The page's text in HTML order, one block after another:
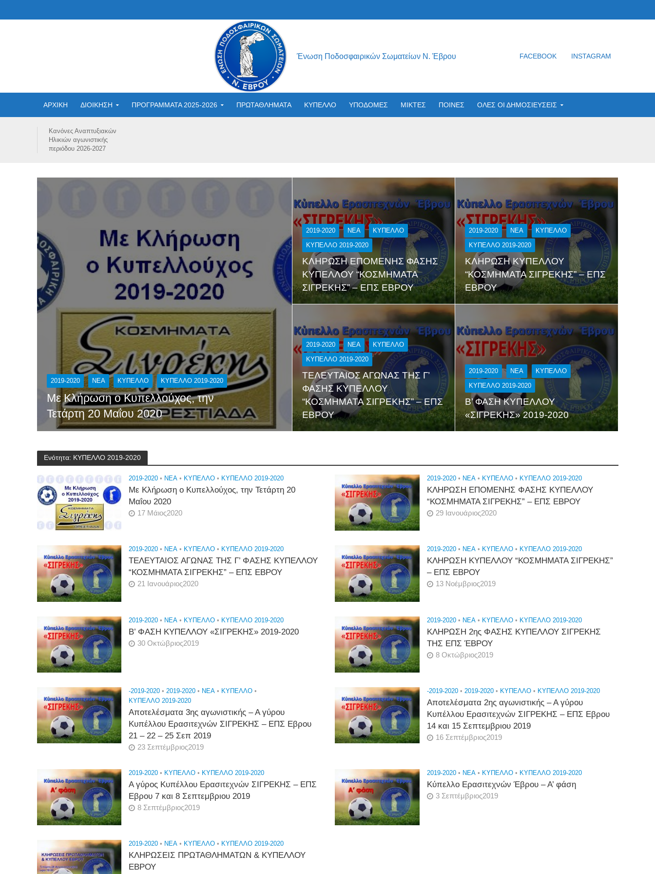
Ένωση Ποδοσφαιρικών Σωματείων Ν. Έβρου FACEBOOK INSTAGRAM
ΑΡΧΙΚΗ ΔΙΟΙΚΗΣΗ ΠΡΟΓΡΑΜΜΑΤΑ 2025-2026 ΠΡΩΤΑΘΛΗΜΑΤΑ ΚΥΠΕΛΛΟ ΥΠΟΔΟΜΕΣ ΜΙΚΤΕΣ ΠΟΙΝΕΣ ΟΛΕΣ ΟΙ ΔΗΜΟΣΙΕΥΣΕΙΣ
Κανόνες Αναπτυξιακών
Ηλικιών αγωνιστικής
περιόδου 2026-2027
2019-2020 NEA ΚΎΠΕΛΛΟ ΚΥΠΕΛΛΟ 2019-2020
Με Κλήρωση ο Κυπελλούχος, την
Τετάρτη 20 Μαΐου 2020
2019-2020 NEA
ΚΎΠΕΛΛΟ
ΚΥΠΕΛΛΟ 2019-2020
ΚΛΗΡΩΣΗ ΕΠΟΜΕΝΗΣ ΦΑΣΗΣ
ΚΥΠΕΛΛΟΥ “ΚΟΣΜΗΜΑΤΑ
ΣΙΓΡΕΚΗΣ” – ΕΠΣ ΕΒΡΟΥ
2019-2020 NEA
ΚΎΠΕΛΛΟ
ΚΥΠΕΛΛΟ 2019-2020
ΤΕΛΕΥΤΑΙΟΣ ΑΓΩΝΑΣ ΤΗΣ Γ’
ΦΑΣΗΣ ΚΥΠΕΛΛΟΥ
“ΚΟΣΜΗΜΑΤΑ ΣΙΓΡΕΚΗΣ” – ΕΠΣ
ΕΒΡΟΥ
2019-2020 NEA
ΚΎΠΕΛΛΟ
ΚΥΠΕΛΛΟ 2019-2020
ΚΛΗΡΩΣΗ ΚΥΠΕΛΛΟΥ
“ΚΟΣΜΗΜΑΤΑ ΣΙΓΡΕΚΗΣ” – ΕΠΣ
ΕΒΡΟΥ
2019-2020 NEA
ΚΎΠΕΛΛΟ
ΚΥΠΕΛΛΟ 2019-2020
Β’ ΦΑΣΗ ΚΥΠΕΛΛΟΥ
«ΣΙΓΡΕΚΗΣ» 2019-2020
Ενότητα: ΚΥΠΕΛΛΟ 2019-2020
2019-2020 • NEA • ΚΎΠΕΛΛΟ • ΚΥΠΕΛΛΟ 2019-2020
Με Κλήρωση ο Κυπελλούχος, την Τετάρτη 20
Μαΐου 2020
17 Μάιος2020
2019-2020 • NEA • ΚΎΠΕΛΛΟ • ΚΥΠΕΛΛΟ 2019-2020
ΚΛΗΡΩΣΗ ΕΠΟΜΕΝΗΣ ΦΑΣΗΣ ΚΥΠΕΛΛΟΥ
“ΚΟΣΜΗΜΑΤΑ ΣΙΓΡΕΚΗΣ” – ΕΠΣ ΕΒΡΟΥ
29 Ιανουάριος2020
2019-2020 • NEA • ΚΎΠΕΛΛΟ • ΚΥΠΕΛΛΟ 2019-2020
ΤΕΛΕΥΤΑΙΟΣ ΑΓΩΝΑΣ ΤΗΣ Γ’ ΦΑΣΗΣ ΚΥΠΕΛΛΟΥ
“ΚΟΣΜΗΜΑΤΑ ΣΙΓΡΕΚΗΣ” – ΕΠΣ ΕΒΡΟΥ
21 Ιανουάριος2020
2019-2020 • NEA • ΚΎΠΕΛΛΟ • ΚΥΠΕΛΛΟ 2019-2020
ΚΛΗΡΩΣΗ ΚΥΠΕΛΛΟΥ “ΚΟΣΜΗΜΑΤΑ ΣΙΓΡΕΚΗΣ”
– ΕΠΣ ΕΒΡΟΥ
13 Νοέμβριος2019
2019-2020 • NEA • ΚΎΠΕΛΛΟ • ΚΥΠΕΛΛΟ 2019-2020
Β’ ΦΑΣΗ ΚΥΠΕΛΛΟΥ «ΣΙΓΡΕΚΗΣ» 2019-2020
30 Οκτώβριος2019
2019-2020 • NEA • ΚΎΠΕΛΛΟ • ΚΥΠΕΛΛΟ 2019-2020
ΚΛΗΡΩΣΗ 2ης ΦΑΣΗΣ ΚΥΠΕΛΛΟΥ ΣΙΓΡΕΚΗΣ
ΤΗΣ ΕΠΣ ΈΒΡΟΥ
8 Οκτώβριος2019
-2019-2020 • 2019-2020 • NEA • ΚΎΠΕΛΛΟ •
ΚΥΠΕΛΛΟ 2019-2020
Αποτελέσματα 3ης αγωνιστικής – Α γύρου
Κυπέλλου Ερασιτεχνών ΣΙΓΡΕΚΗΣ – ΕΠΣ Εβρου
21 – 22 – 25 Σεπ 2019
23 Σεπτέμβριος2019
-2019-2020 • 2019-2020 • ΚΎΠΕΛΛΟ • ΚΥΠΕΛΛΟ 2019-2020
Αποτελέσματα 2ης αγωνιστικής – Α γύρου
Κυπέλλου Ερασιτεχνών ΣΙΓΡΕΚΗΣ – ΕΠΣ Εβρου
14 και 15 Σεπτεμβριου 2019
16 Σεπτέμβριος2019
2019-2020 • ΚΎΠΕΛΛΟ • ΚΥΠΕΛΛΟ 2019-2020
Α γύρος Κυπέλλου Ερασιτεχνών ΣΙΓΡΕΚΗΣ – ΕΠΣ
Εβρου 7 και 8 Σεπτεμβριου 2019
8 Σεπτέμβριος2019
2019-2020 • NEA • ΚΎΠΕΛΛΟ • ΚΥΠΕΛΛΟ 2019-2020
Κύπελλο Ερασιτεχνών Έβρου – Α’ φάση
3 Σεπτέμβριος2019
2019-2020 • NEA • ΚΎΠΕΛΛΟ • ΚΥΠΕΛΛΟ 2019-2020
ΚΛΗΡΩΣΕΙΣ ΠΡΩΤΑΘΛΗΜΑΤΩΝ & ΚΥΠΕΛΛΟΥ
ΕΒΡΟΥ